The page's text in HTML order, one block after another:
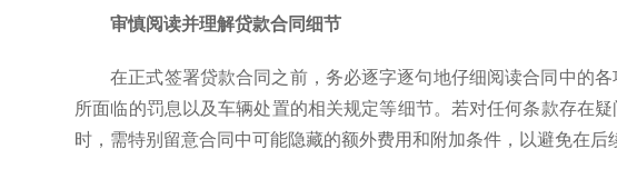
审慎阅读并理解贷款合同细节
在正式签署贷款合同之前，务必逐字逐句地仔细阅读合同中的
所面临的罚息以及车辆处置的相关规定等细节。若对任何条款存在
时，需特别留意合同中可能隐藏的额外费用和附加条件，以避免在后